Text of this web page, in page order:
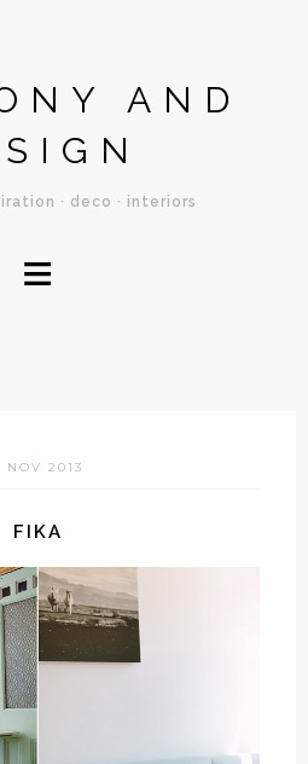
AND
· deco · interiors
≡
NOV 2013
FIKA